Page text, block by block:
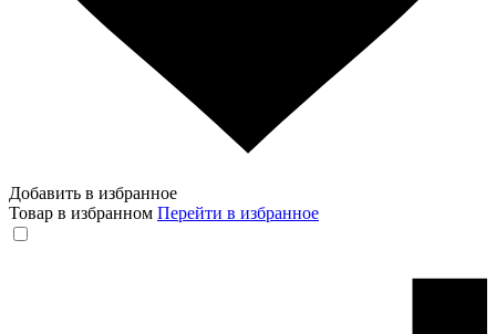
Добавить в избранное
Товар в избранном Перейти в избранное